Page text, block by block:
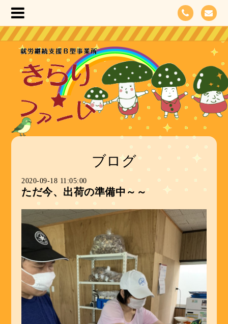
ブログ
2020-09-18 11:05:00
ただ今、出荷の準備中～～